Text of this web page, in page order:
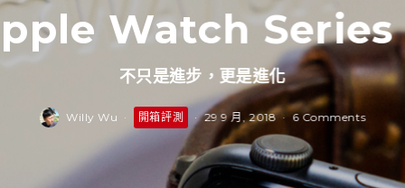
Watch Series
不只是進步，更是進化
Willy Wu · 開箱評測 · 29 9 月, 2018 · 6 Comments